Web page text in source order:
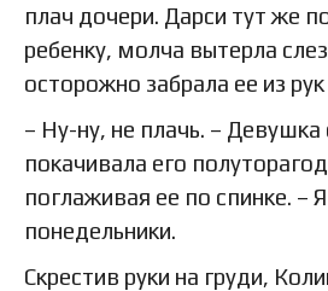
плач дочери. Дарси тут же
ребенку, молча вытерла
осторожно забрала ее из
– Ну-ну, не плачь. – Девушка
покачивала его
поглаживая ее по спинке. –
понедельники.
Скрестив руки на груди,